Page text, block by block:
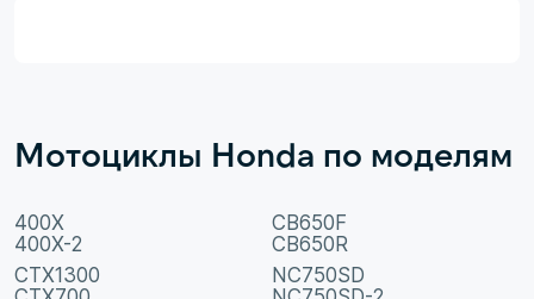
Мотоциклы Honda по моделям
400X
400X-2
CB650F
CB650R
CTX1300
NC750SD